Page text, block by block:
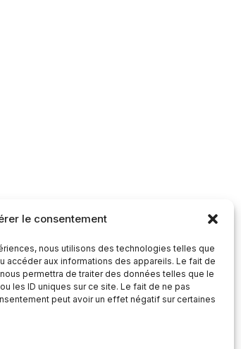
le consentement
nous utilisons des technologies telles que
accéder aux informations des appareils. Le fait de
permettra de traiter des données telles que le
les ID uniques sur ce site. Le fait de ne pas
peut avoir un effet négatif sur certaines